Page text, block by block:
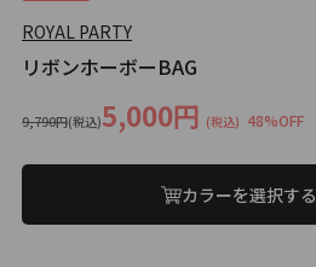
ROYAL PARTY
リボンホーボーBAG
9,790円(税込)5,000円 (税込) 48%OFF
カラーを選択する